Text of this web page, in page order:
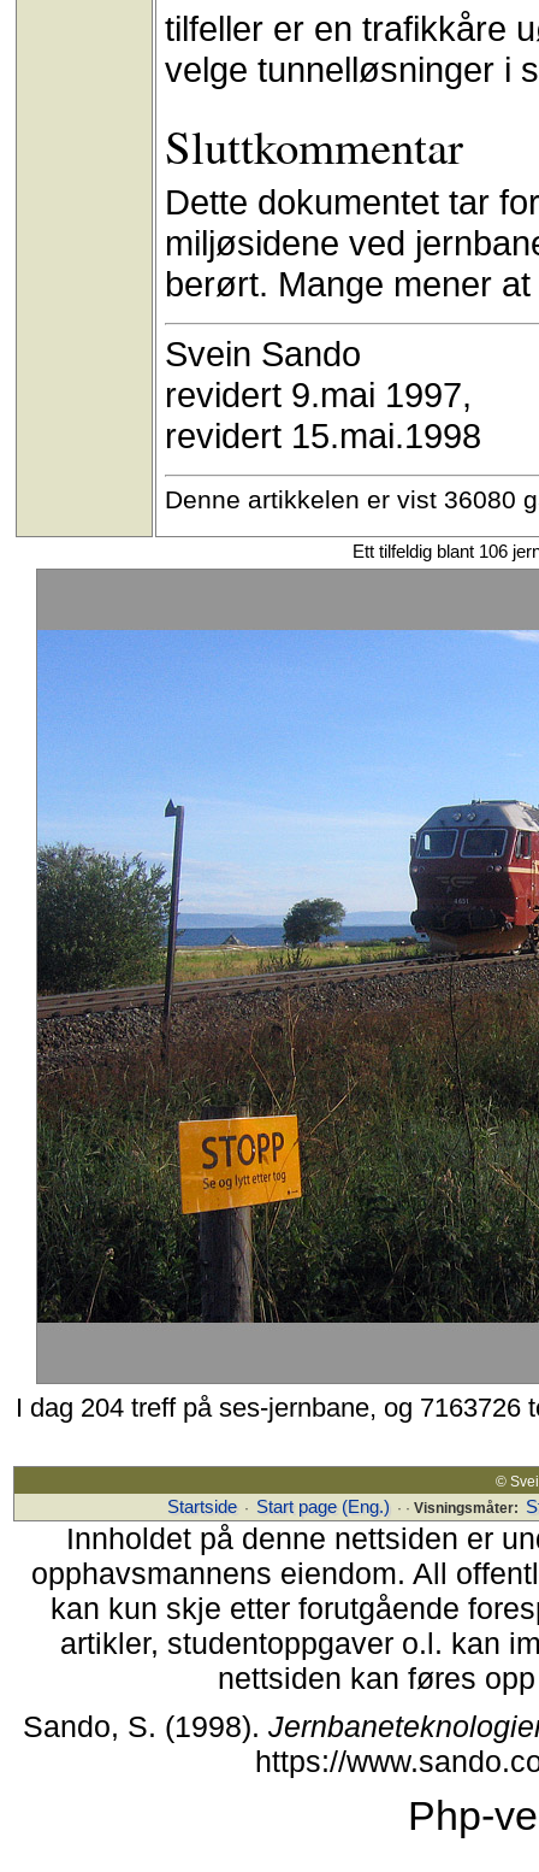
tilfeller er en trafikkåre
velge tunnelløsninger i
Sluttkommentar
Dette dokumentet tar
miljøsidene ved
berørt. Mange mener
Svein Sando
revidert 9.mai 1997,
revidert 15.mai.1998
Denne artikkelen er vist 36080
Ett tilfeldig blant 106
I dag 204 treff på ses-jernbane, og
©
Startside · Start page (Eng.) · · Visningsmåter:
Innholdet på denne nettsiden er
opphavsmannens eiendom. All
kan kun skje etter forutgående
artikler, studentoppgaver o.l. kan
nettsiden kan føres
Sando, S. (1998).
https://
Php-